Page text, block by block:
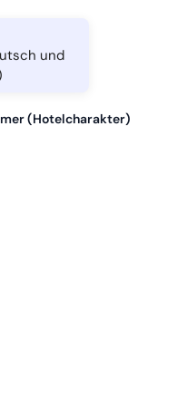
und
(Hotelcharakter)